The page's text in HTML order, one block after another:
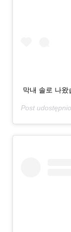
막내 솔로 나왔
Post